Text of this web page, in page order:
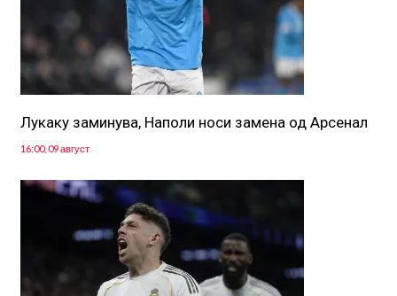
Лукаку заминува, Наполи носи замена од Арсенал
16:00, 09 август